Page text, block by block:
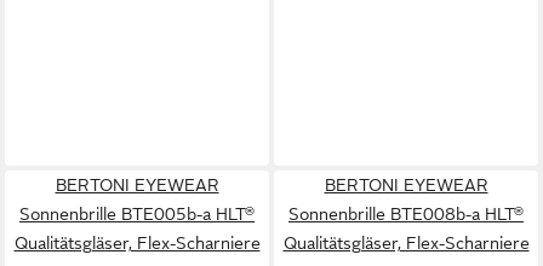
BERTONI EYEWEAR
Sonnenbrille BTE005b-a HLT®
Qualitätsgläser, Flex-Scharniere
BERTONI EYEWEAR
Sonnenbrille BTE008b-a HLT®
Qualitätsgläser, Flex-Scharniere